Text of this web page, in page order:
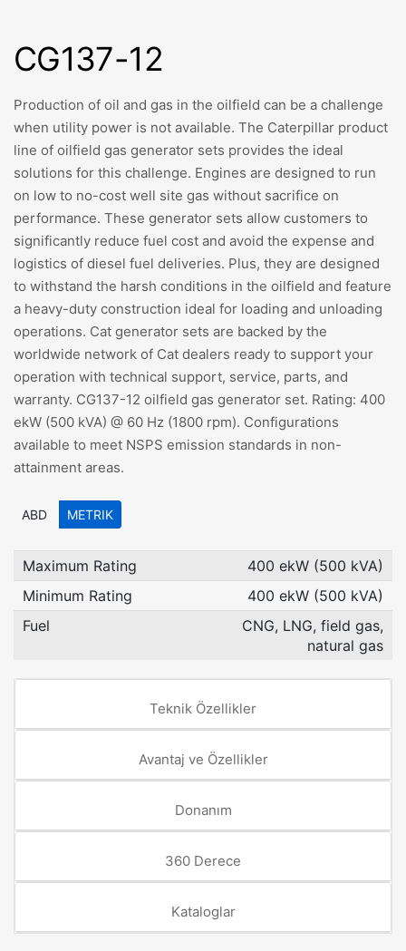
CG137-12
Production of oil and gas in the oilfield can be a challenge
when utility power is not available. The Caterpillar product
line of oilfield gas generator sets provides the ideal
solutions for this challenge. Engines are designed to run
on low to no-cost well site gas without sacrifice on
performance. These generator sets allow customers to
significantly reduce fuel cost and avoid the expense and
logistics of diesel fuel deliveries. Plus, they are designed
to withstand the harsh conditions in the oilfield and feature
a heavy-duty construction ideal for loading and unloading
operations. Cat generator sets are backed by the
worldwide network of Cat dealers ready to support your
operation with technical support, service, parts, and
warranty. CG137-12 oilfield gas generator set. Rating: 400
ekW (500 kVA) @ 60 Hz (1800 rpm). Configurations
available to meet NSPS emission standards in non-
attainment areas.
ABD METRIK
Maximum Rating
400 ekW (500 kVA)
Minimum Rating
400 ekW (500 kVA)
Fuel
CNG, LNG, field gas,
natural gas
Teknik Özellikler
Avantaj ve Özellikler
Donanım
360 Derece
Kataloglar